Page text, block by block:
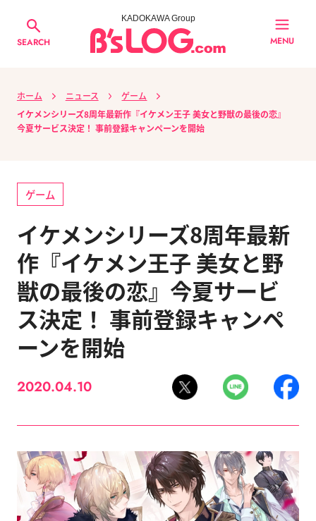
SEARCH
KADOKAWA Group
MENU
ホーム ニュース
ゲーム
イケメンシリーズ8周年最新作『イケメン王子 美女と野獣の最後の恋』
今夏サービス決定！ 事前登録キャンペーンを開始
ゲーム
イケメンシリーズ8周年最新
作『イケメン王子 美女と野
獣の最後の恋』今夏サービ
ス決定！ 事前登録キャンペ
ーンを開始
2020.04.10